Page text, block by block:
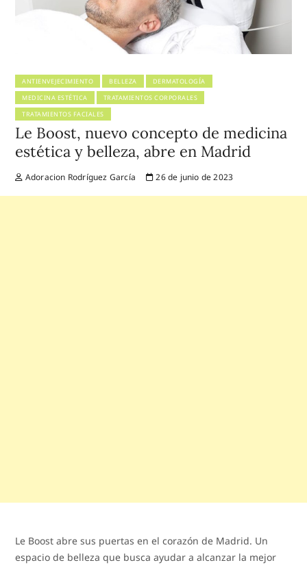
ANTIENVEJECIMIENTO BELLEZA
DERMATOLOGÍA
MEDICINA ESTÉTICA
TRATAMIENTOS CORPORALES
TRATAMIENTOS FACIALES
Le Boost, nuevo concepto de medicina
estética y belleza, abre en Madrid
Adoracion Rodríguez García 26 de junio de 2023
Le Boost abre sus puertas en el corazón de Madrid. Un
espacio de belleza que busca ayudar a alcanzar la mejor